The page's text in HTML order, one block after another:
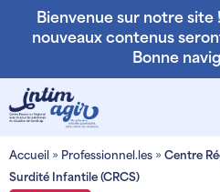
Bienvenue sur notre site
nouveaux contenus
Bonne
Accueil » Professionnel.les » Centre
Surdité Infantile (CRCS)